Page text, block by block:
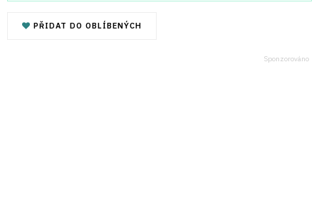
PŘIDAT DO OBLÍBENÝCH